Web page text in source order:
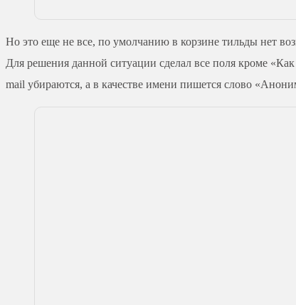
Но это еще не все, по умолчанию в корзине тильды нет
Для решения данной ситуации сделал все поля кроме
mail убираются, а в качестве имени пишется слово